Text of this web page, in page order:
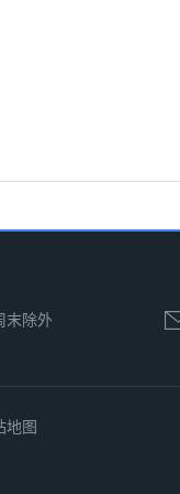
除外
地图